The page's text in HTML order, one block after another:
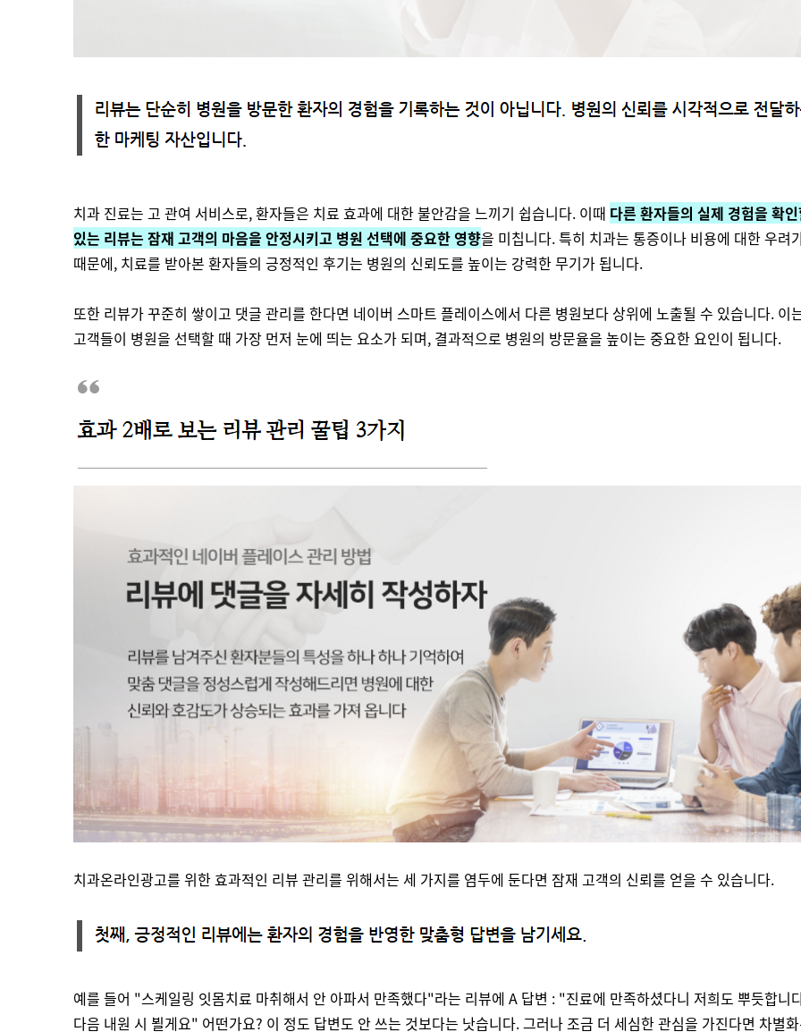
치과 진료는 고 관여 서비스로, 환자들은 치료 효과에 대한 불안감을 느끼기 쉽습니다. 이때 다른 환자들의 실제 경험을 확
있는 리뷰는 잠재 고객의 마음을 안정시키고 병원 선택에 중요한 영향을 미칩니다. 특히 치과는 통증이나 비용에 대한 우려
때문에, 치료를 받아본 환자들의 긍정적인 후기는 병원의 신뢰도를 높이는 강력한 무기가 됩니다.
또한 리뷰가 꾸준히 쌓이고 댓글 관리를 한다면 네이버 스마트 플레이스에서 다른 병원보다 상위에 노출될 수 있습니다. 이
고객들이 병원을 선택할 때 가장 먼저 눈에 띄는 요소가 되며, 결과적으로 병원의 방문율을 높이는 중요한 요인이 됩니다.
치과온라인광고를 위한 효과적인 리뷰 관리를 위해서는 세 가지를 염두에 둔다면 잠재 고객의 신뢰를 얻을 수 있습니다.
예를 들어 "스케일링 잇몸치료 마취해서 안 아파서 만족했다"라는 리뷰에 A 답변 : "진료에 만족하셨다니 저희도 뿌듯합니
다음 내원 시 뵐게요" 어떤가요? 이 정도 답변도 안 쓰는 것보다는 낫습니다. 그러나 조금 더 세심한 관심을 가진다면 차별